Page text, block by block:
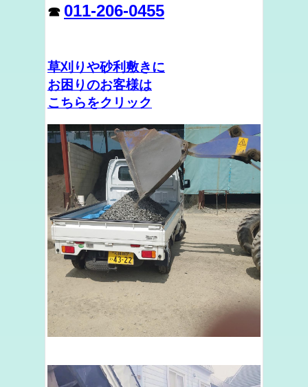
☎ 011-206-0455
草刈りや砂利敷きに
お困りのお客様は
こちらをクリック